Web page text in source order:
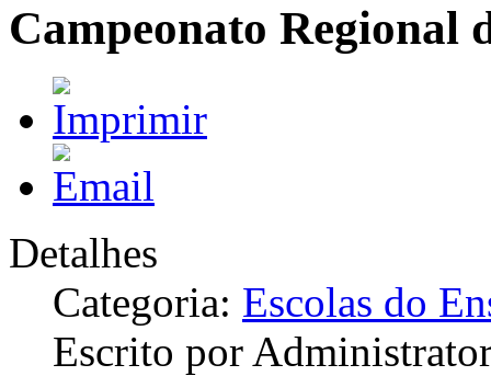
Campeonato Regional
Detalhes
Categoria: Escolas do
Escrito por